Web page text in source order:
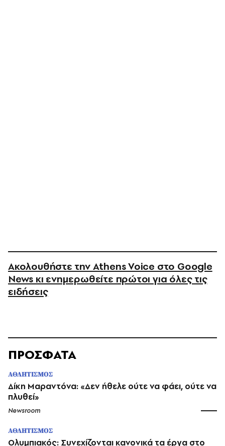
Ακολουθήστε την Athens Voice στο Google
News κι ενημερωθείτε πρώτοι για όλες τις
ειδήσεις
ΠΡΟΣΦΑΤΑ
ΑΘΛΗΤΙΣΜΟΣ
Δίκη Μαραντόνα: «Δεν ήθελε ούτε να φάει, ούτε να
πλυθεί»
Newsroom
ΑΘΛΗΤΙΣΜΟΣ
Ολυμπιακός: Συνεχίζονται κανονικά τα έργα στο